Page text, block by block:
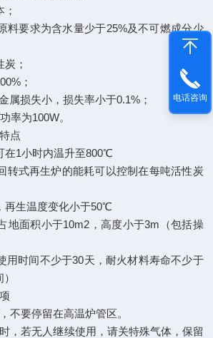
要求为含水量少于25%及不可燃成分少
；
；
属损失小，损失率小于0.1%；
率为100W。
特点
1小时内温升至800℃
式再生炉的能耗可以控制在每吨活性炭
生温度变化小于50℃
面积小于10m2，高度小于3m（包括操
时间不少于30天，耐火材料寿命不少于
不要停留在高温炉管区。
，若无人继续使用，请关特殊气体，保留
电话咨询